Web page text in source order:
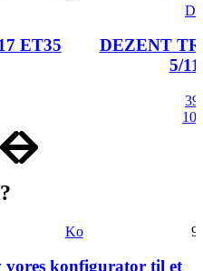
ET35
DEZENT
5/
10
Ko
vores konfigurator til et